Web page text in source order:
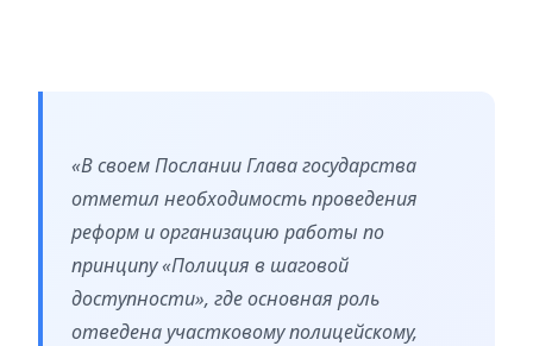
«В своем Послании Глава государства
отметил необходимость проведения
реформ и организацию работы по
принципу «Полиция в шаговой
доступности», где основная роль
отведена участковому полицейскому,